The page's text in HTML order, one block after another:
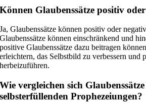
Können Glaubenssätze positiv
Ja, Glaubenssätze können positiv oder
Glaubenssätze können einschränkend und
positive Glaubenssätze dazu beitragen
erleichtern, das Selbstbild zu verbessern und
herbeizuführen.
Wie vergleichen sich
selbsterfüllenden Prophezeiungen?